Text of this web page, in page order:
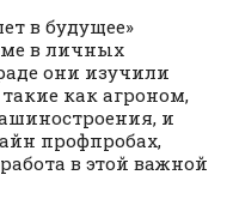
в будущее»
в личных
они изучили
как агроном,
и
профпробах,
в этой важной